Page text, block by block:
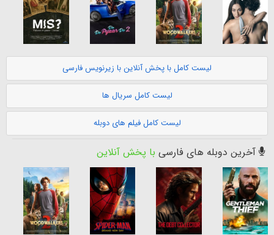
لیست کامل با پخش آنلاین با زیرنویس فارسی
لیست کامل سریال ها
لیست کامل فیلم های دوبله
آخرین دوبله های فارسی با پخش آنلاین